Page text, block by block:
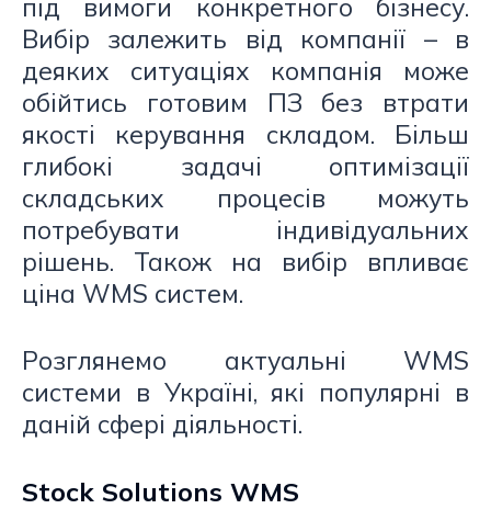
під вимоги конкретного бізнесу.
Вибір залежить від компанії – в
деяких ситуаціях компанія може
обійтись готовим ПЗ без втрати
якості керування складом. Більш
глибокі задачі оптимізації
складських процесів можуть
потребувати індивідуальних
рішень. Також на вибір впливає
ціна WMS систем.
Розглянемо актуальні WMS
системи в Україні, які популярні в
даній сфері діяльності.
Stock Solutions WMS